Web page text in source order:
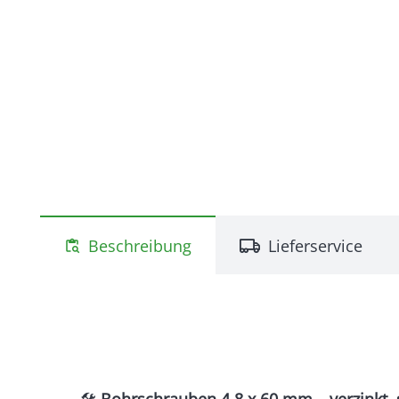
content_paste_search Beschreibung Lieferservice